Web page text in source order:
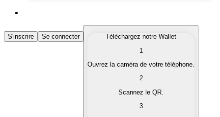
Acheter des Cryptomonnaies
Achetez les cryptomonnaies qui vous intéressent
Convertissez vos cryptomonnaies en monnaie
S'inscrire Se connecter
Téléchargez notre Wallet
1
Ouvrez la caméra de votre téléphone.
2
Scannez le QR.
3